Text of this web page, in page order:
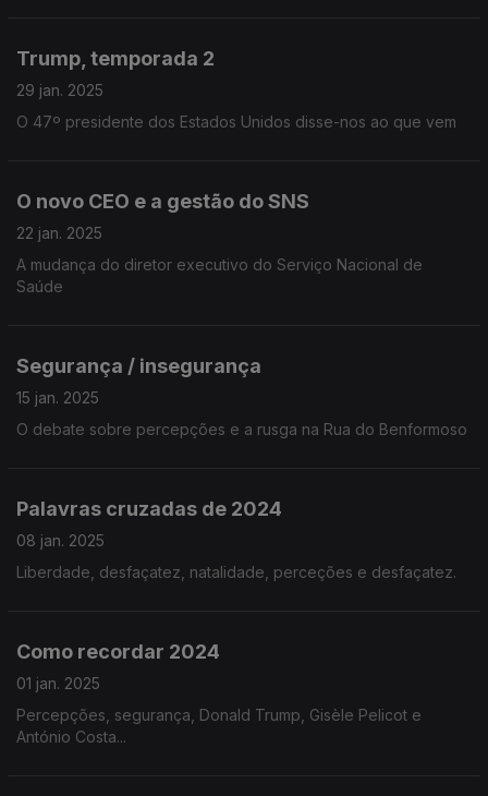
Trump, temporada 2
29 jan. 2025
O 47º presidente dos Estados Unidos disse-nos ao que vem
O novo CEO e a gestão do SNS
22 jan. 2025
A mudança do diretor executivo do Serviço Nacional de
Saúde
Segurança / insegurança
15 jan. 2025
O debate sobre percepções e a rusga na Rua do Benformoso
Palavras cruzadas de 2024
08 jan. 2025
Liberdade, desfaçatez, natalidade, perceções e desfaçatez.
Como recordar 2024
01 jan. 2025
Percepções, segurança, Donald Trump, Gisèle Pelicot e
António Costa...